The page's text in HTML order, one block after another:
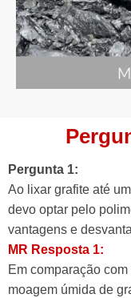
Pergunta 1:
Ao lixar grafite até
devo optar pelo
vantagens e
MR Resposta 1:
Em comparação
moagem úmida de